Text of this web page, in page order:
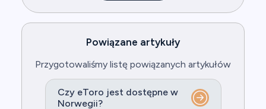
Powiązane artykuły
Przygotowaliśmy listę powiązanych artykułów
Czy eToro jest dostępne w
Norwegii?